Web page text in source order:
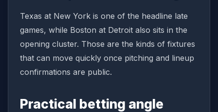
Texas at New York is one of the headline late
games, while Boston at Detroit also sits in the
opening cluster. Those are the kinds of fixtures
that can move quickly once pitching and lineup
confirmations are public.
Practical betting angle